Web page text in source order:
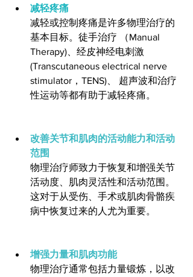
减轻疼痛
减轻或控制疼痛是许多物理治疗的
基本目标。徒手治疗 （Manual
Therapy)、经皮神经电刺激
(Transcutaneous electrical nerve
stimulator，TENS)、 超声波和治疗
性运动等都有助于减轻疼痛。
改善关节和肌肉的活动能力和活动
范围
物理治疗师致力于恢复和增强关节
活动度、肌肉灵活性和活动范围。
这对于从受伤、手术或肌肉骨骼疾
病中恢复过来的人尤为重要。
增强力量和肌肉功能
物理治疗通常包括力量锻炼，以改